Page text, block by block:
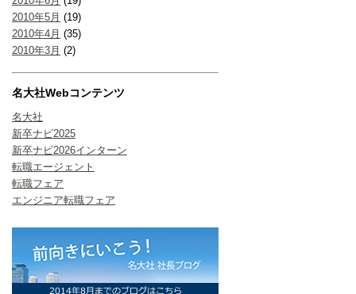
2010年5月 (19)
2010年4月 (35)
2010年3月 (2)
名大社Webコンテンツ
名大社
新卒ナビ2025
新卒ナビ2026インターン
転職エージェント
転職フェア
エンジニア転職フェア